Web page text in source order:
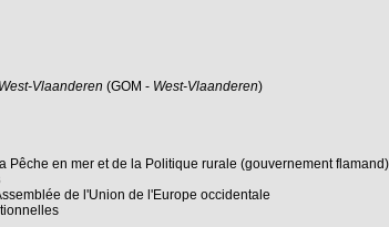
Vlaanderen (GOM - West-Vlaanderen)
en mer et de la Politique rurale (gouvernement flamand)
de l'Union de l'Europe occidentale